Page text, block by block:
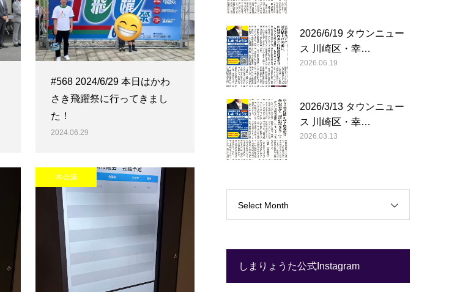
#568 2024/6/29 本日はかわ
さき飛躍祭に行ってきまし
た！
2024.06.29
本会議
2026/6/19 タウンニュー
ス 川崎区・幸…
2026.06.19
2026/3/13 タウンニュー
ス 川崎区・幸…
2026.03.13
Select Month
しまりょうた公式Instagram